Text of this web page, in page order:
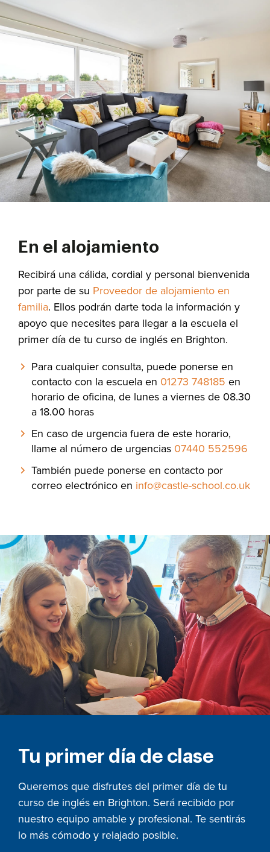
En el alojamiento
Recibirá una cálida, cordial y personal bienvenida
por parte de su Proveedor de alojamiento en
familia. Ellos podrán darte toda la información y
apoyo que necesites para llegar a la escuela el
primer día de tu curso de inglés en Brighton.
Para cualquier consulta, puede ponerse en
contacto con la escuela en 01273 748185 en
horario de oficina, de lunes a viernes de 08.30
a 18.00 horas
En caso de urgencia fuera de este horario,
llame al número de urgencias 07440 552596
También puede ponerse en contacto por
correo electrónico en info@castle-school.co.uk
Tu primer día de clase
Queremos que disfrutes del primer día de tu
curso de inglés en Brighton. Será recibido por
nuestro equipo amable y profesional. Te sentirás
lo más cómodo y relajado posible.